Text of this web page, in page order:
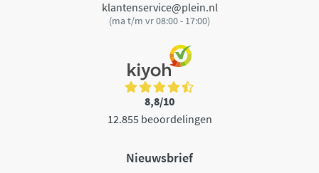
klantenservice@plein.nl
(ma t/m vr 08:00 - 17:00)
8,8/10
12.855 beoordelingen
Nieuwsbrief